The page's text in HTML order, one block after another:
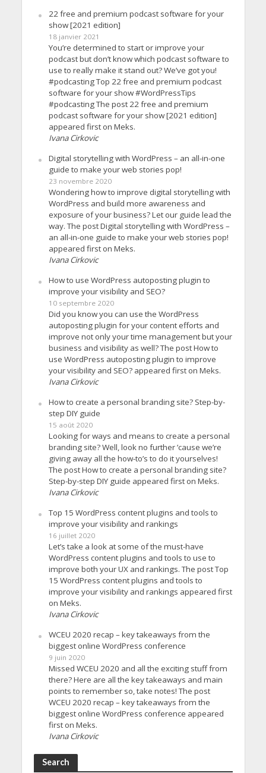
22 free and premium podcast software for your
show [2021 edition]
18 janvier 2021
You’re determined to start or improve your
podcast but don’t know which podcast software to
use to really make it stand out? We’ve got you!
#podcasting Top 22 free and premium podcast
software for your show #WordPressTips
#podcasting The post 22 free and premium
podcast software for your show [2021 edition]
appeared first on Meks.
Ivana Cirkovic
Digital storytelling with WordPress – an all-in-one
guide to make your web stories pop!
23 novembre 2020
Wondering how to improve digital storytelling with
WordPress and build more awareness and
exposure of your business? Let our guide lead the
way. The post Digital storytelling with WordPress –
an all-in-one guide to make your web stories pop!
appeared first on Meks.
Ivana Cirkovic
How to use WordPress autoposting plugin to
improve your visibility and SEO?
10 septembre 2020
Did you know you can use the WordPress
autoposting plugin for your content efforts and
improve not only your time management but your
business and visibility as well? The post How to
use WordPress autoposting plugin to improve
your visibility and SEO? appeared first on Meks.
Ivana Cirkovic
How to create a personal branding site? Step-by-
step DIY guide
15 août 2020
Looking for ways and means to create a personal
branding site? Well, look no further ’cause we’re
giving away all the how-to’s to do it yourselves!
The post How to create a personal branding site?
Step-by-step DIY guide appeared first on Meks.
Ivana Cirkovic
Top 15 WordPress content plugins and tools to
improve your visibility and rankings
16 juillet 2020
Let’s take a look at some of the must-have
WordPress content plugins and tools to use to
improve both your UX and rankings. The post Top
15 WordPress content plugins and tools to
improve your visibility and rankings appeared first
on Meks.
Ivana Cirkovic
WCEU 2020 recap – key takeaways from the
biggest online WordPress conference
9 juin 2020
Missed WCEU 2020 and all the exciting stuff from
there? Here are all the key takeaways and main
points to remember so, take notes! The post
WCEU 2020 recap – key takeaways from the
biggest online WordPress conference appeared
first on Meks.
Ivana Cirkovic
Search